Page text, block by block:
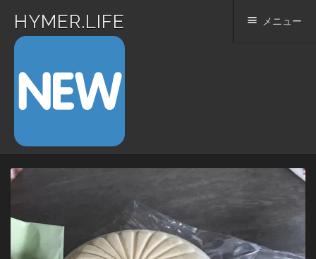
HYMER.LIFE メニュー
コ
ン
へ